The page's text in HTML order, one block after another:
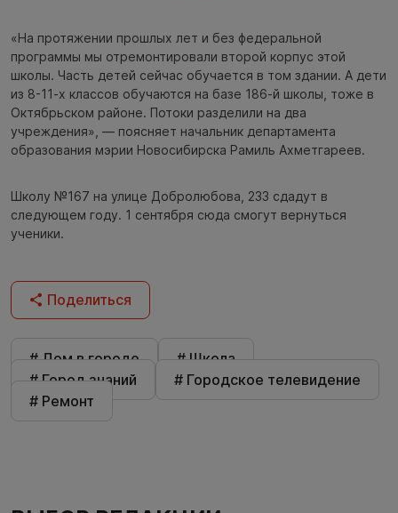
«На протяжении прошлых лет и без федеральной
программы мы отремонтировали второй корпус этой
школы. Часть детей сейчас обучается в том здании. А дети
из 8-11-х классов обучаются на базе 186-й школы, тоже в
Октябрьском районе. Потоки разделили на два
учреждения», — поясняет начальник департамента
образования мэрии Новосибирска Рамиль Ахметгареев.
Школу №167 на улице Добролюбова, 233 сдадут в
следующем году. 1 сентября сюда смогут вернуться
ученики.
Поделиться
# Дом в городе
# Школа
# Город знаний
# Городское телевидение
# Ремонт